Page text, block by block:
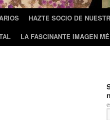
HAZTE SOCIO DE
LA FASCINANTE IMAGEN